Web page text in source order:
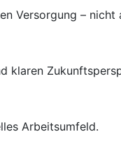
Versorgung –
klaren
Arbeitsumfeld.